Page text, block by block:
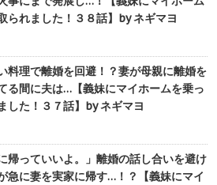
られました！３８話】by ネギマヨ
料理で離婚を回避！？妻が母親に離婚を
る間に夫は…【義妹にマイホームを乗っ
した！３７話】by ネギマヨ
帰っていいよ。」離婚の話し合いを避け
急に妻を実家に帰す…！？【義妹にマイ